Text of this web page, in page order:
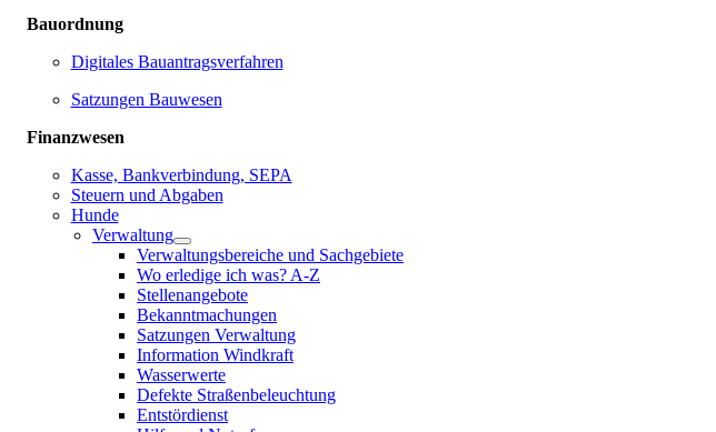
Bauordnung
Digitales Bauantragsverfahren
Satzungen Bauwesen
Finanzwesen
Kasse, Bankverbindung, SEPA
Steuern und Abgaben
Hunde
Verwaltung
Verwaltungsbereiche und Sachgebiete
Wo erledige ich was? A-Z
Stellenangebote
Bekanntmachungen
Satzungen Verwaltung
Information Windkraft
Wasserwerte
Defekte Straßenbeleuchtung
Entstördienst